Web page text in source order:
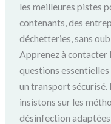
les meilleures pistes
contenants, des
déchetteries, sans
Apprenez à contacter
questions essentielles
un transport sécurisé.
insistons sur les
désinfection